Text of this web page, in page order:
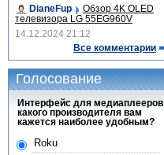
DianeFup
Обзор 4K OLED
телевизора LG 55EG960V
14.12.2024 21:12
Все комментарии
Голосование
Интерфейс для медиаплееров
какого производителя вам
кажется наиболее удобным?
Roku